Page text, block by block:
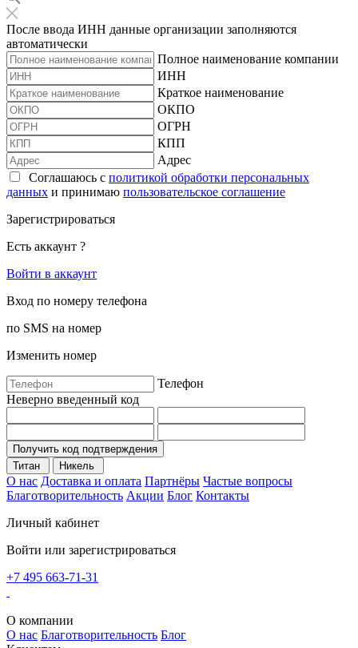
После ввода ИНН данные организации заполняются
автоматически
Полное наименование компании
ИНН
Краткое наименование
ОКПО
ОГРН
КПП
Адрес
Соглашаюсь с политикой обработки персональных
данных и принимаю пользовательское соглашение
Зарегистрироваться
Есть аккаунт ?
Войти в аккаунт
Вход по номеру телефона
по SMS на номер
Изменить номер
Телефон
Неверно введенный код
Получить код подтверждения
Титан
Никель
О нас Доставка и оплата Партнёры Частые вопросы
Благотворительность Акции Блог Контакты
Личный кабинет
Войти или зарегистрироваться
+7 495 663-71-31
О компании
О нас Благотворительность Блог